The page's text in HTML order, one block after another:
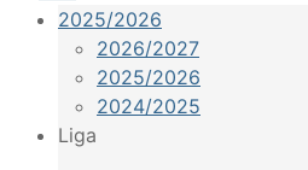
2025/2026
2026/2027
2025/2026
2024/2025
Liga